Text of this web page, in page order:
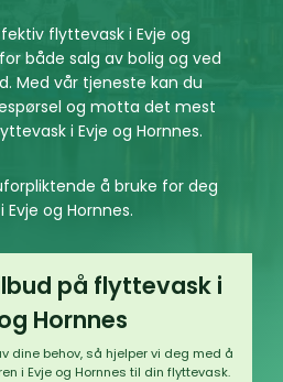
flyttevask i Evje og
både salg av bolig og ved
Med vår tjeneste kan du
og motta det mest
i Evje og Hornnes.
å bruke for deg
og Hornnes.
på flyttevask i
Hornnes
dine behov, så hjelper vi deg med å
i Evje og Hornnes til din flyttevask.